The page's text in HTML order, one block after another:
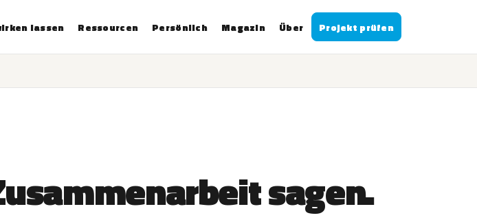
lassen Ressourcen Persönlich Magazin Über Projekt prüfen
sagen.